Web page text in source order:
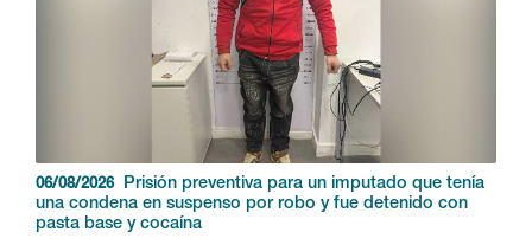
06/08/2026
Prisión preventiva para un imputado que tenía
una condena en suspenso por robo y fue detenido con
pasta base y cocaína